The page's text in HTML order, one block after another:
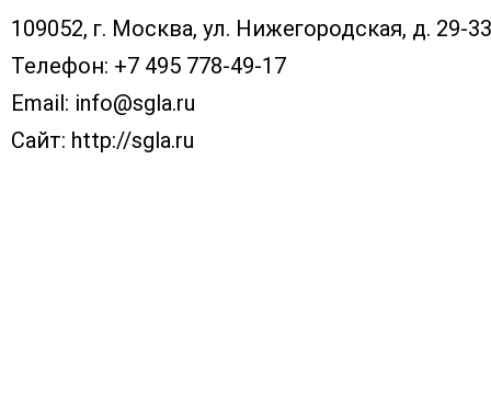
109052, г. Москва, ул. Нижегородская, д. 29-33
Телефон: +7 495 778-49-17
Email: info@sgla.ru
Сайт: http://sgla.ru